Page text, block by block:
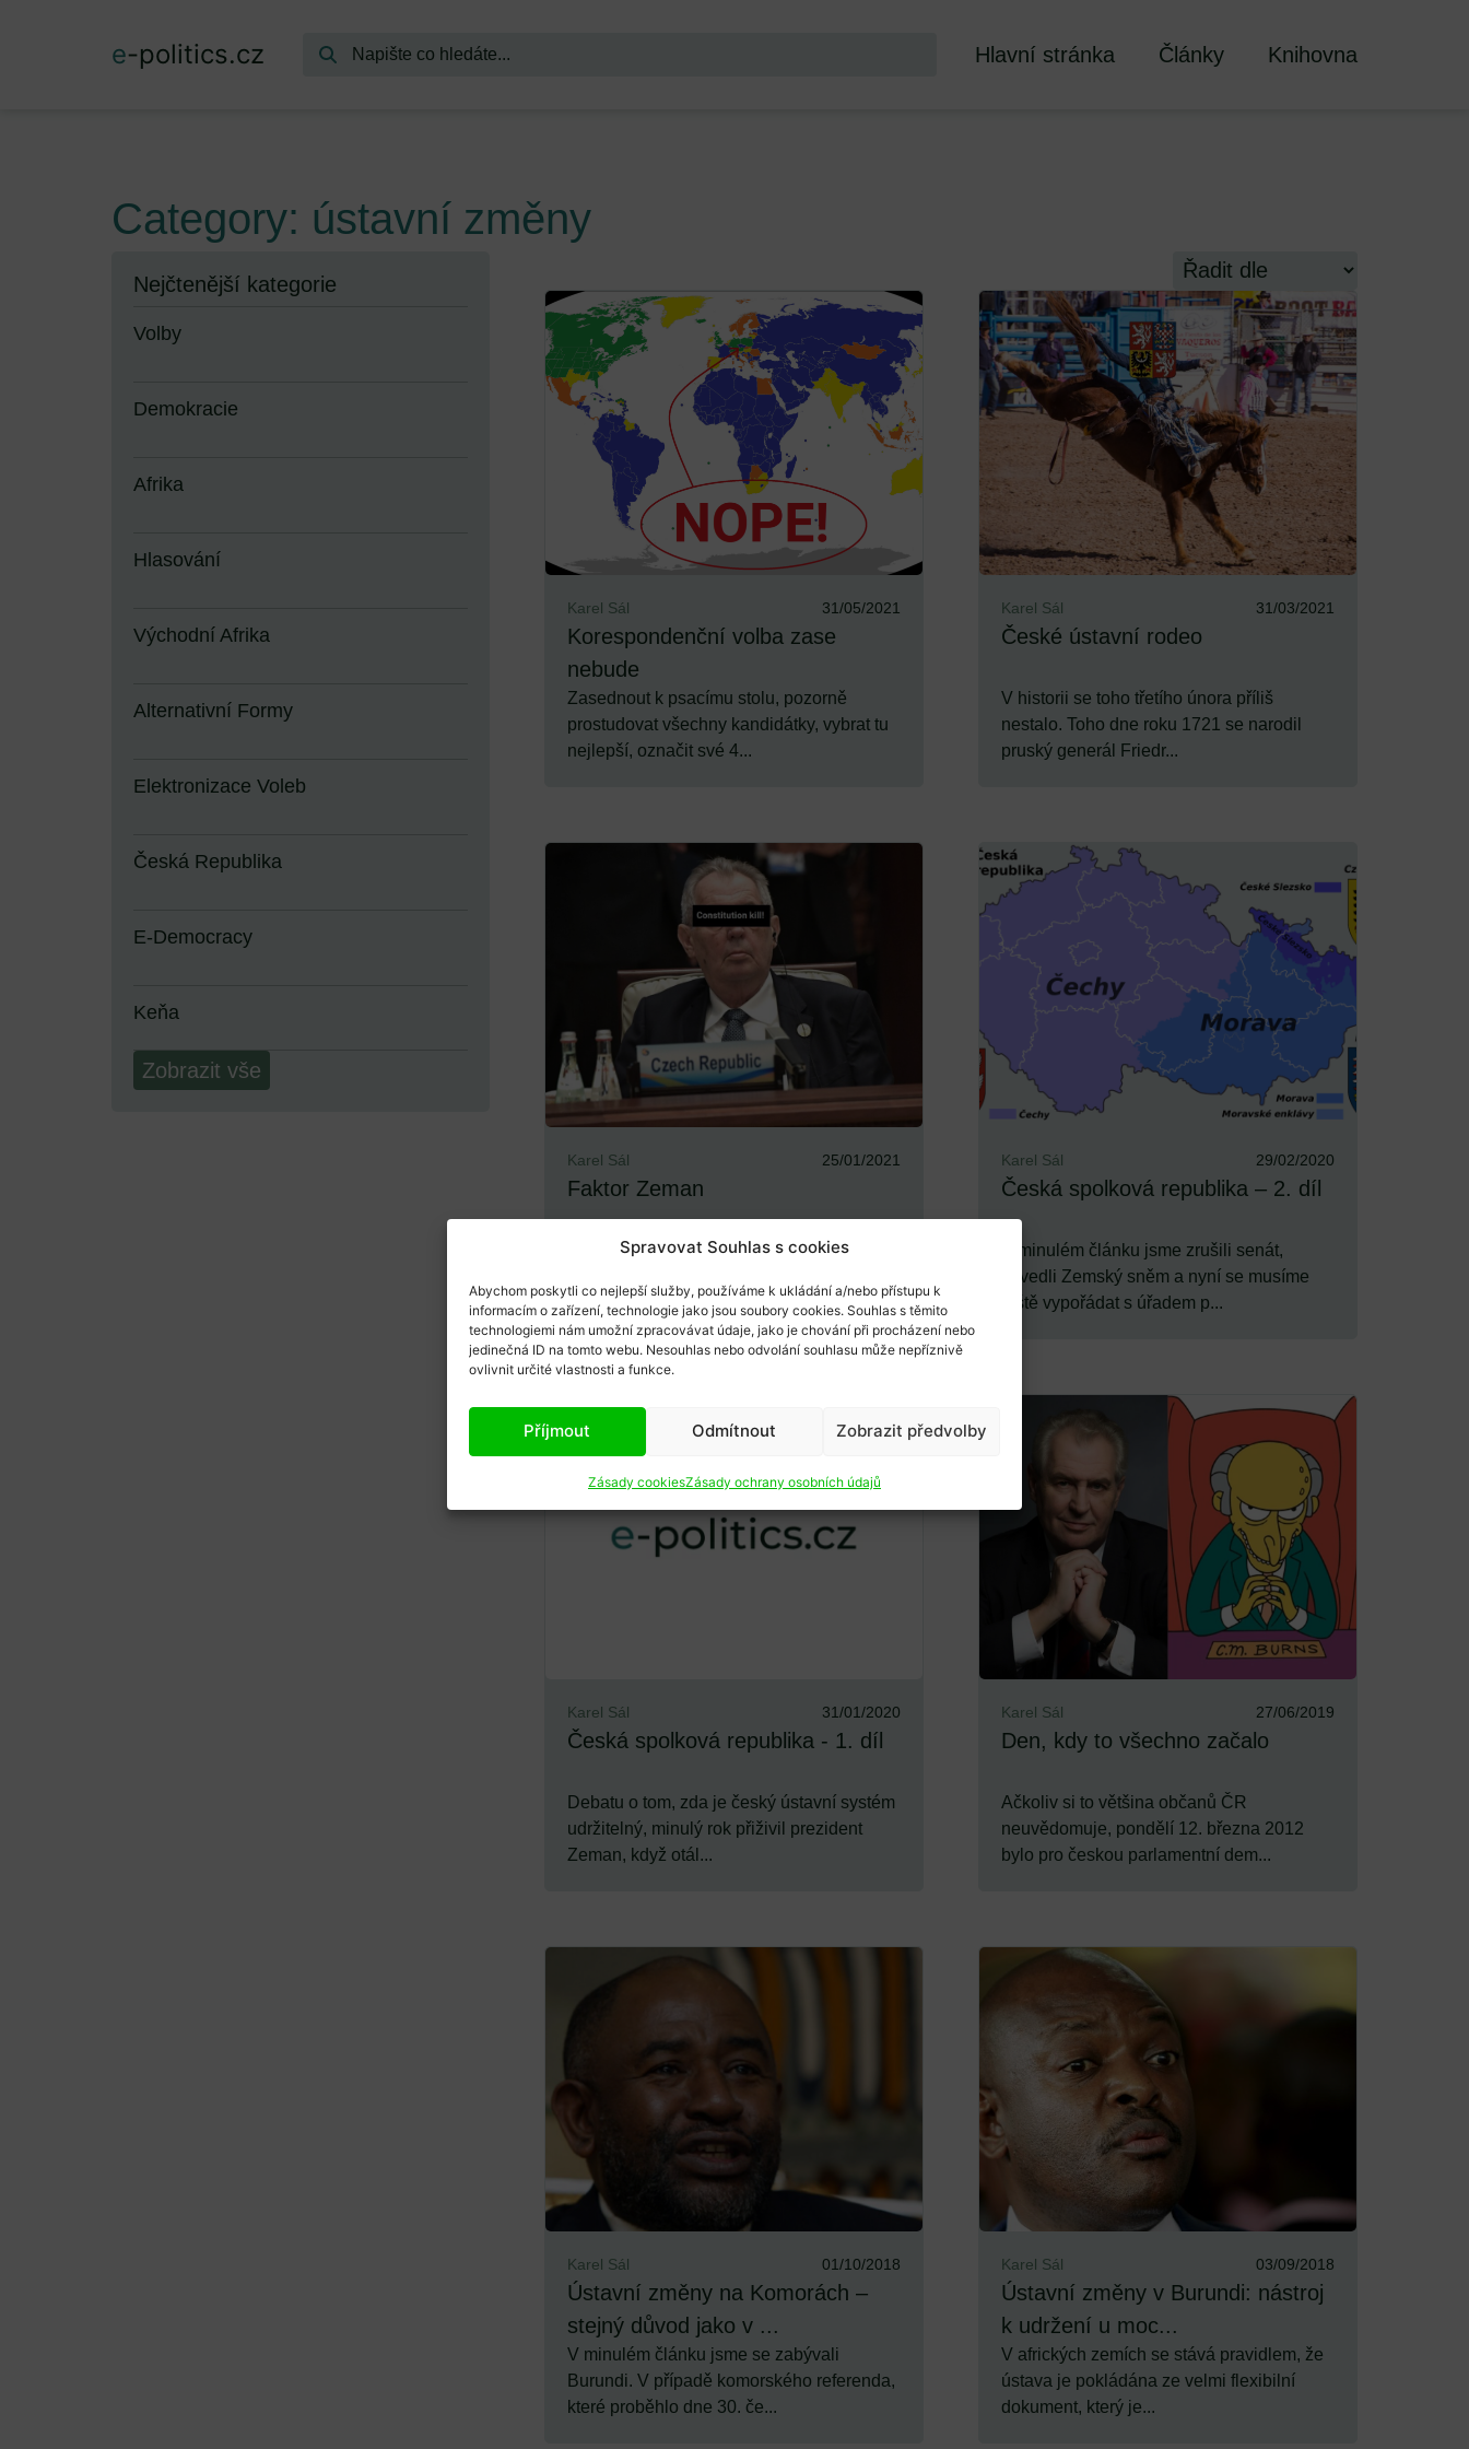
Spravovat Souhlas s cookies
Abychom poskytli co nejlepší služby, používáme k ukládání a/nebo přístupu k
informacím o zařízení, technologie jako jsou soubory cookies. Souhlas s těmito
technologiemi nám umožní zpracovávat údaje, jako je chování při procházení nebo
jedinečná ID na tomto webu. Nesouhlas nebo odvolání souhlasu může nepříznivě
ovlivnit určité vlastnosti a funkce.
Příjmout Odmítnout Zobrazit předvolby
Zásady cookiesZásady ochrany osobních údajů
e-politics.cz Hlavní stránka Články Knihovna
Category: ústavní změny
Nejčtenější kategorie
Volby
Demokracie
Afrika
Hlasování
Východní Afrika
Alternativní Formy
Elektronizace Voleb
Česká Republika
E-Democracy
Keňa
Zobrazit vše
Karel Sál 31/05/2021
Korespondenční volba zase
nebude
Zasednout k psacímu stolu, pozorně
prostudovat všechny kandidátky, vybrat tu
nejlepší, označit své 4...
Karel Sál 31/03/2021
České ústavní rodeo
V historii se toho třetího února příliš
nestalo. Toho dne roku 1721 se narodil
pruský generál Friedr...
Karel Sál 25/01/2021
Faktor Zeman
Vyhrocená debata, rozdělený národ a
volební rok 2021. Jedna č...
Karel Sál 29/02/2020
Česká spolková republika – 2. díl
V minulém článku jsme zrušili senát,
zavedli Zemský sněm a nyní se musíme
ještě vypořádat s úřadem p...
Karel Sál 31/01/2020
Česká spolková republika - 1. díl
Debatu o tom, zda je český ústavní systém
udržitelný, minulý rok přiživil prezident
Zeman, když otál...
Karel Sál 27/06/2019
Den, kdy to všechno začalo
Ačkoliv si to většina občanů ČR
neuvědomuje, pondělí 12. března 2012
bylo pro českou parlamentní dem...
Karel Sál 01/10/2018
Ústavní změny na Komorách –
stejný důvod jako v ...
V minulém článku jsme se zabývali
Burundi. V případě komorského referenda,
které proběhlo dne 30. če...
Karel Sál 03/09/2018
Ústavní změny v Burundi: nástroj
k udržení u moc...
V afrických zemích se stává pravidlem, že
ústava je pokládána ze velmi flexibilní
dokument, který je...